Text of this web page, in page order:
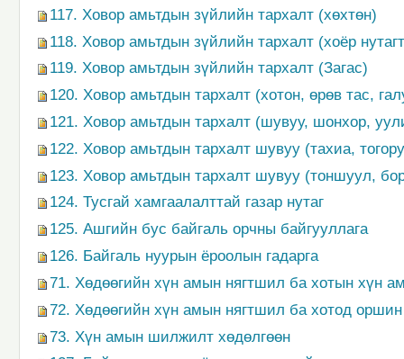
117. Ховор амьтдын зүйлийн тархалт (хөхтөн)
118. Ховор амьтдын зүйлийн тархалт (хоёр
119. Ховор амьтдын зүйлийн тархалт (Загас)
120. Ховор амьтдын тархалт (хотон, өрөв тас,
121. Ховор амьтдын тархалт (шувуу, шонхор,
122. Ховор амьтдын тархалт шувуу (тахиа,
123. Ховор амьтдын тархалт шувуу (тоншуул,
124. Тусгай хамгаалалттай газар нутаг
125. Ашгийн бус байгаль орчны байгууллага
126. Байгаль нуурын ёроолын гадарга
71. Хөдөөгийн хүн амын нягтшил ба хотын хүн
72. Хөдөөгийн хүн амын нягтшил ба хотод
73. Хүн амын шилжилт хөдөлгөөн